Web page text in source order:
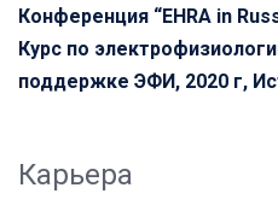
Конференция “EHRA in
Курс по
поддержке ЭФИ, 2020 г,
Карьера